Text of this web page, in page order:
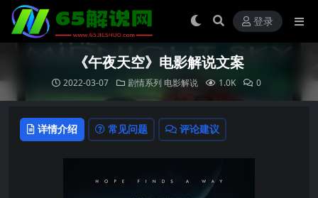
登录
《午夜天空》电影解说文案
2022-03-07 剧情系列 电影解说 1.0K 0
详情介绍 常见问题 评论建议